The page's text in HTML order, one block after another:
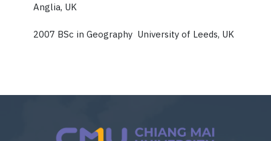
Anglia, UK
2007 BSc in Geography University of Leeds, UK